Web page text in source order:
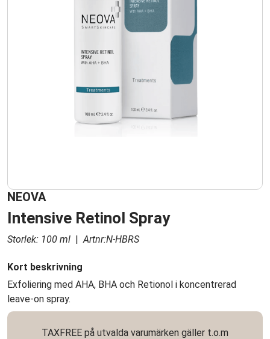
NEOVA
Intensive Retinol Spray
Storlek: 100 ml | Artnr:N-HBRS
Kort beskrivning
Exfoliering med AHA, BHA och Retionol i koncentrerad
leave-on spray.
TAXFREE på utvalda varumärken gäller t.o.m